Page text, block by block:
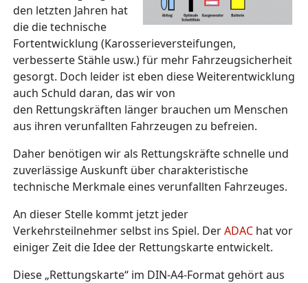
den letzten Jahren hat
die die technische
Fortentwicklung (Karosserieversteifungen,
verbesserte Stähle usw.) für mehr Fahrzeugsicherheit
gesorgt. Doch leider ist eben diese Weiterentwicklung
auch Schuld daran, das wir von
den Rettungskräften länger brauchen um Menschen
aus ihren verunfallten Fahrzeugen zu befreien.
Daher benötigen wir als Rettungskräfte schnelle und
zuverlässige Auskunft über charakteristische
technische Merkmale eines verunfallten Fahrzeuges.
An dieser Stelle kommt jetzt jeder
Verkehrsteilnehmer selbst ins Spiel. DerADAC hat vor
einiger Zeit die Idee der Rettungskarte entwickelt.
Diese „Rettungskarte“ im DIN-A4-Format gehört aus